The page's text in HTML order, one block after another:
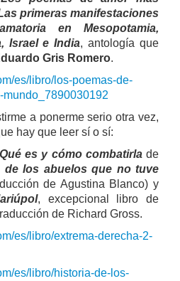
primeras manifestaciones
en Mesopotamia,
Israel e India, antología que
Gris Romero.
es/libro/los-poemas-de-
a ponerme serio otra vez,
hay que leer sí o sí:
es y cómo combatirlade
de los abuelos que no tuve
de Agustina Blanco) y
, excepcional libro de
de Richard Gross.
es/libro/extrema-derecha-2-
es/libro/historia-de-los-